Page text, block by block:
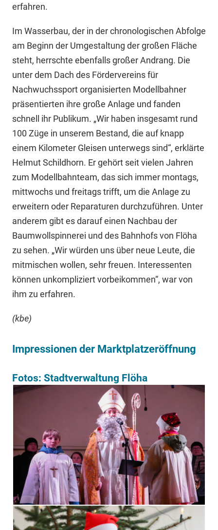
erfahren.
Im Wasserbau, der in der chronologischen Abfolge
am Beginn der Umgestaltung der großen Fläche
steht, herrschte ebenfalls großer Andrang. Die
unter dem Dach des Fördervereins für
Nachwuchssport organisierten Modellbahner
präsentierten ihre große Anlage und fanden
schnell ihr Publikum. „Wir haben insgesamt rund
100 Züge in unserem Bestand, die auf knapp
einem Kilometer Gleisen unterwegs sind“, erklärte
Helmut Schildhorn. Er gehört seit vielen Jahren
zum Modellbahnteam, das sich immer montags,
mittwochs und freitags trifft, um die Anlage zu
erweitern oder Reparaturen durchzuführen. Unter
anderem gibt es darauf einen Nachbau der
Baumwollspinnerei und des Bahnhofs von Flöha
zu sehen. „Wir würden uns über neue Leute, die
mitmischen wollen, sehr freuen. Interessenten
können unkompliziert vorbeikommen“, war von
ihm zu erfahren.
(kbe)
Impressionen der Marktplatzeröffnung
Fotos: Stadtverwaltung Flöha